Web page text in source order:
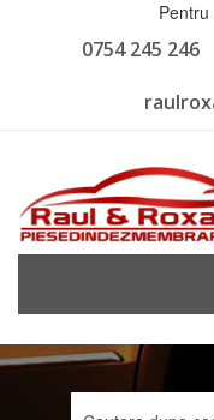
0754 245 246